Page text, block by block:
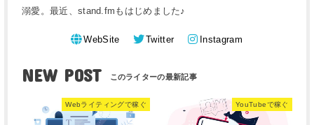
溺愛。最近、stand.fmもはじめました♪
WebSite Twitter Instagram
NEW POST
Webライティングで稼ぐ YouTubeで稼ぐ